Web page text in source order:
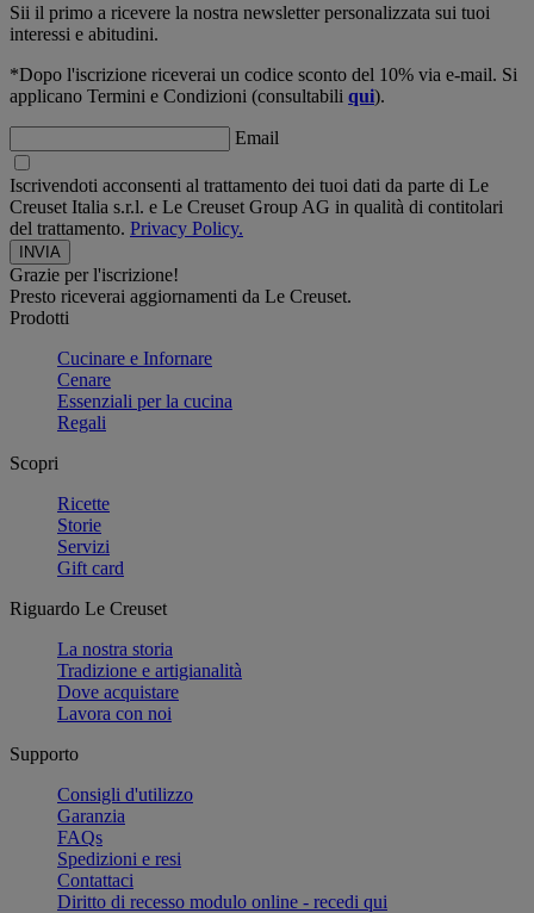
Sii il primo a ricevere la nostra newsletter personalizzata sui tuoi
interessi e abitudini.
*Dopo l'iscrizione riceverai un codice sconto del 10% via e-mail. Si
applicano Termini e Condizioni (consultabili qui).
Email
Iscrivendoti acconsenti al trattamento dei tuoi dati da parte di Le
Creuset Italia s.r.l. e Le Creuset Group AG in qualità di contitolari
del trattamento. Privacy Policy.
Grazie per l'iscrizione!
Presto riceverai aggiornamenti da Le Creuset.
Prodotti
Cucinare e Infornare
Cenare
Essenziali per la cucina
Regali
Scopri
Ricette
Storie
Servizi
Gift card
Riguardo Le Creuset
La nostra storia
Tradizione e artigianalità
Dove acquistare
Lavora con noi
Supporto
Consigli d'utilizzo
Garanzia
FAQs
Spedizioni e resi
Contattaci
Diritto di recesso modulo online - recedi qui